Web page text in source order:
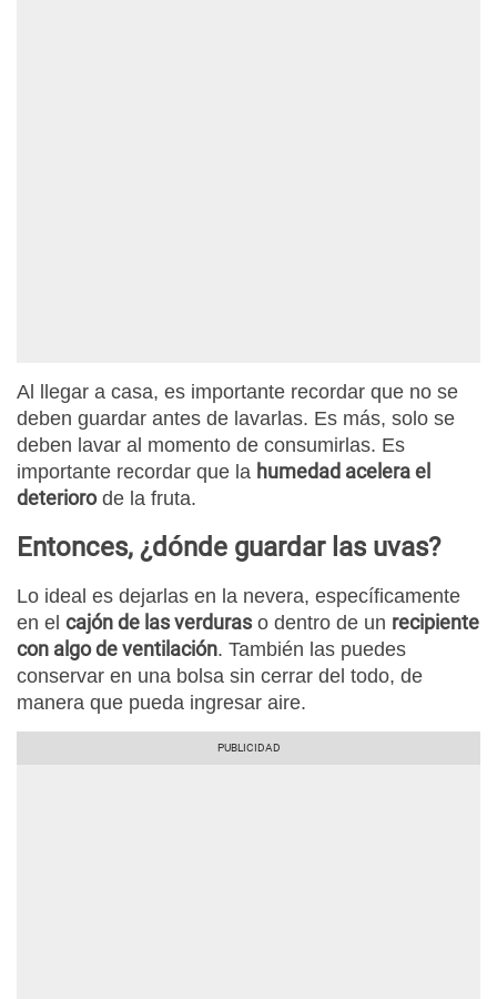
Al llegar a casa, es importante recordar que no se
deben guardar antes de lavarlas. Es más, solo se
deben lavar al momento de consumirlas. Es
importante recordar que la humedad acelera el
deteriorode la fruta.
Entonces, ¿dónde guardar las uvas?
Lo ideal es dejarlas en la nevera, específicamente
en el cajón de las verduras o dentro de un recipiente
con algo de ventilación. También las puedes
conservar en una bolsa sin cerrar del todo, de
manera que pueda ingresar aire.